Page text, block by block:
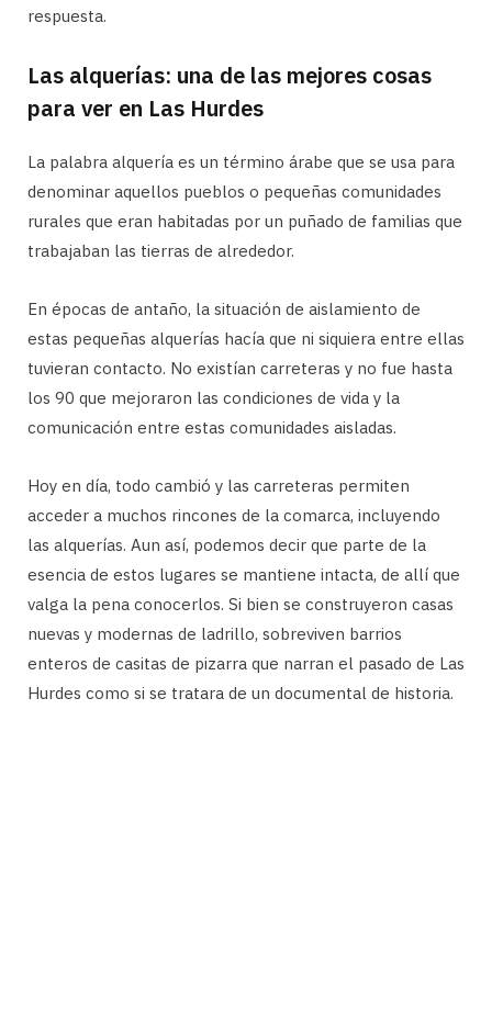
respuesta.
Las alquerías: una de las mejores cosas
para ver en Las Hurdes
La palabra alquería es un término árabe que se usa para
denominar aquellos pueblos o pequeñas comunidades
rurales que eran habitadas por un puñado de familias que
trabajaban las tierras de alrededor.
En épocas de antaño, la situación de aislamiento de
estas pequeñas alquerías hacía que ni siquiera entre ellas
tuvieran contacto. No existían carreteras y no fue hasta
los 90 que mejoraron las condiciones de vida y la
comunicación entre estas comunidades aisladas.
Hoy en día, todo cambió y las carreteras permiten
acceder a muchos rincones de la comarca, incluyendo
las alquerías. Aun así, podemos decir que parte de la
esencia de estos lugares se mantiene intacta, de allí que
valga la pena conocerlos. Si bien se construyeron casas
nuevas y modernas de ladrillo, sobreviven barrios
enteros de casitas de pizarra que narran el pasado de Las
Hurdes como si se tratara de un documental de historia.